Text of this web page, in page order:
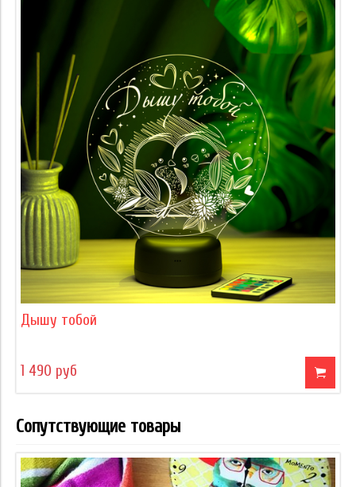
Дышу тобой
1 490 руб
Сопутствующие товары